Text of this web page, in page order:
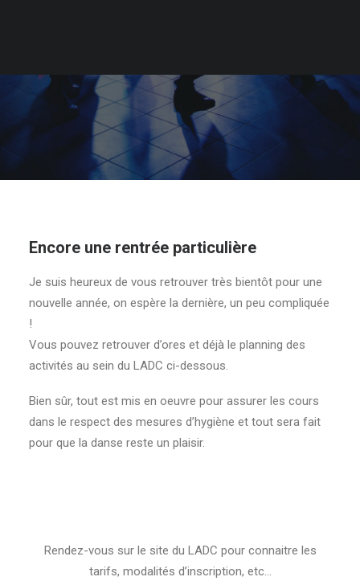
Encore une rentrée particulière
Je suis heureux de vous retrouver très bientôt pour une
nouvelle année, on espère la dernière, un peu compliquée
!
Vous pouvez retrouver d’ores et déjà le planning des
activités au sein du LADC ci-dessous.
Bien sûr, tout est mis en oeuvre pour assurer les cours
dans le respect des mesures d’hygiène et tout sera fait
pour que la danse reste un plaisir.
Rendez-vous sur le site du LADC pour connaitre les
tarifs, modalités d’inscription, etc…